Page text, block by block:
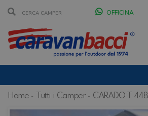
OFFICINA
Home Tutti i Camper CARADO T 448